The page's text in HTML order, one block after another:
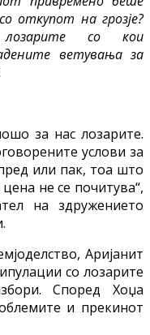
откупот на грозје?
со кои
ветувања за
за нас лозарите.
услови за
или пак, тоа што
не се почитува“,
на здружението
Аријанит
со лозарите
Според Хоџа
и прекинот